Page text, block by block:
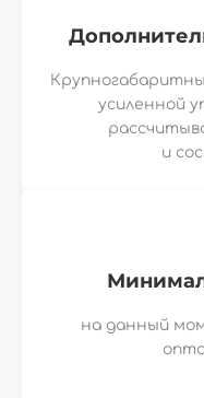
усиленной
и
на данный